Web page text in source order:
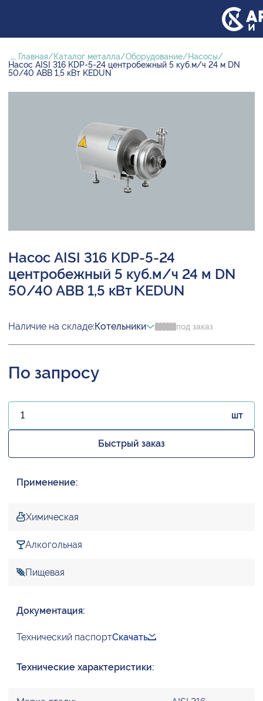
... Главная Каталог металла Оборудование
Насосы
Насос AISI 316 KDP-5-24 центробежный 5 куб.м/ч 24 м DN
50/40 ABB 1,5 кВт KEDUN
Насос AISI 316 KDP-5-24
центробежный 5 куб.м/ч 24 м DN
50/40 ABB 1,5 кВт KEDUN
Наличие на складе:Котельники под заказ
По запросу
шт
Быстрый заказ
Применение:
Химическая
Алкогольная
Пищевая
Документация:
Технический паспортСкачать
Технические характеристики: